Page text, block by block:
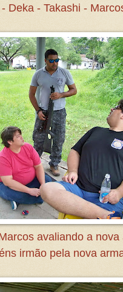
Deka - Takashi -
avaliando a
irmão pela nova